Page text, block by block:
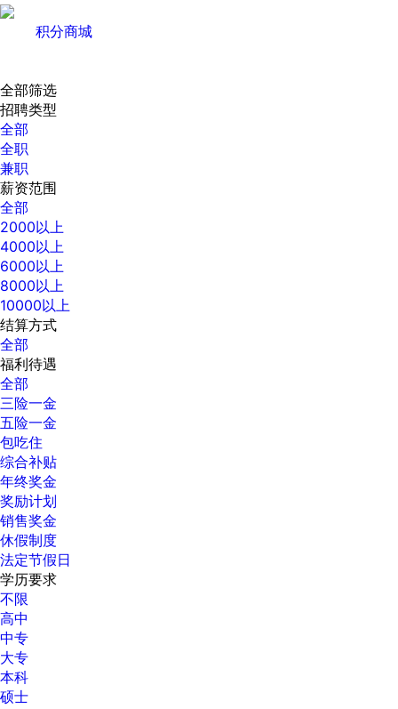
积分商城
全部筛选
招聘类型
全部
全职
兼职
薪资范围
全部
2000以上
4000以上
6000以上
8000以上
10000以上
结算方式
全部
福利待遇
全部
三险一金
五险一金
包吃住
综合补贴
年终奖金
奖励计划
销售奖金
休假制度
法定节假日
学历要求
不限
高中
中专
大专
本科
硕士